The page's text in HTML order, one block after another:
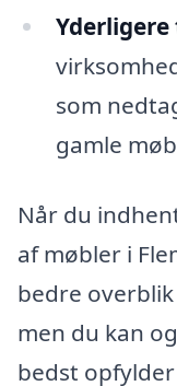
som
gamle
Når du
af møbler i
bedre
men du kan
bedst